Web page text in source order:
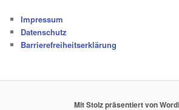
Impressum
Datenschutz
Barrierefreiheitserklärung
Mit Stolz präsentiert von